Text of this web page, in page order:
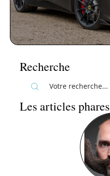
Recherche
Les articles phares